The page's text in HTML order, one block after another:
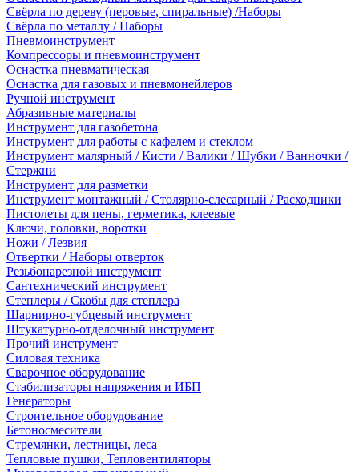
Свёрла по дереву (перовые, спиральные) /Наборы
Свёрла по металлу / Наборы
Пневмоинструмент
Компрессоры и пневмоинструмент
Оснастка пневматическая
Оснастка для газовых и пневмонейлеров
Ручной инструмент
Абразивные материалы
Инструмент для газобетона
Инструмент для работы с кафелем и стеклом
Инструмент малярный / Кисти / Валики / Шубки / Ванночки /
Стержни
Инструмент для разметки
Инструмент монтажный / Столярно-слесарный / Расходники
Пистолеты для пены, герметика, клеевые
Ключи, головки, воротки
Ножи / Лезвия
Отвертки / Наборы отверток
Резьбонарезной инструмент
Сантехнический инструмент
Степлеры / Скобы для степлера
Шарнирно-губцевый инструмент
Штукатурно-отделочный инструмент
Прочий инструмент
Силовая техника
Сварочное оборудование
Стабилизаторы напряжения и ИБП
Генераторы
Строительное оборудование
Бетоносмесители
Стремянки, лестницы, леса
Тепловые пушки, Тепловентиляторы